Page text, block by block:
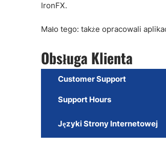
IronFX.
Mało tego: także opracowali
Obsługa Klienta
Customer Support
Support Hours
Języki Strony Internetowej